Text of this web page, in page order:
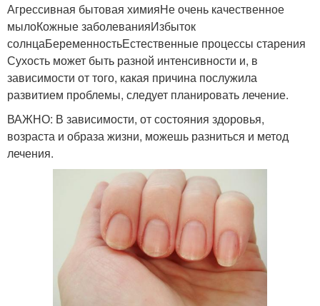
Агрессивная бытовая химияНе очень качественное
мылоКожные заболеванияИзбыток
солнцаБеременностьЕстественные процессы старения
Сухость может быть разной интенсивности и, в
зависимости от того, какая причина послужила
развитием проблемы, следует планировать лечение.
ВАЖНО: В зависимости, от состояния здоровья,
возраста и образа жизни, можешь разниться и метод
лечения.